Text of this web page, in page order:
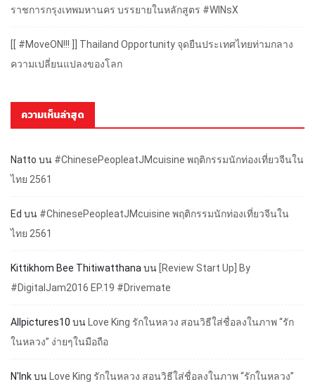
ราชการกรุงเทพมหานคร บรรยายในหลักสูตร #WINsX
[[ #MoveON!!! ]] Thailand Opportunity จุดยืนประเทศไทยท่ามกลาง
ความเปลี่ยนแปลงของโลก
ความเห็นล่าสุด
Natto บน #ChinesePeopleatJMcuisine พฤติกรรมนักท่องเที่ยวจีนใน
ไทย 2561
Ed บน #ChinesePeopleatJMcuisine พฤติกรรมนักท่องเที่ยวจีนใน
ไทย 2561
Kittikhom Bee Thitiwatthana บน [Review Start Up] By
#DigitalJam2016 EP.19 #Drivemate
Allpictures10 บน
Love King รักในหลวง สอนวิธีใส่ชื่อลงในภาพ “รัก
ในหลวง” ง่ายๆในมือถือ
N'Inkบน
Love King รักในหลวง สอนวิธีใส่ชื่อลงในภาพ “รักในหลวง”